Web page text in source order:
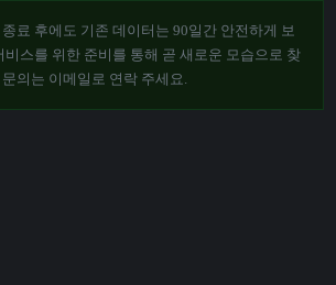
료 후에도 기존 데이터는 90일간 안전하게 보
비스를 위한 준비를 통해 곧 새로운 모습으로 찾
의는 이메일로 연락 주세요.